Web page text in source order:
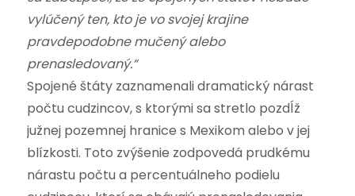
vylúčený ten, kto je vo svojej krajine
pravdepodobne mučený alebo
prenasledovaný.“
Spojené štáty zaznamenali dramatický nárast
počtu cudzincov, s ktorými sa stretlo pozdĺž
južnej pozemnej hranice s Mexikom alebo v jej
blízkosti. Toto zvýšenie zodpovedá prudkému
nárastu počtu a percentuálneho podielu